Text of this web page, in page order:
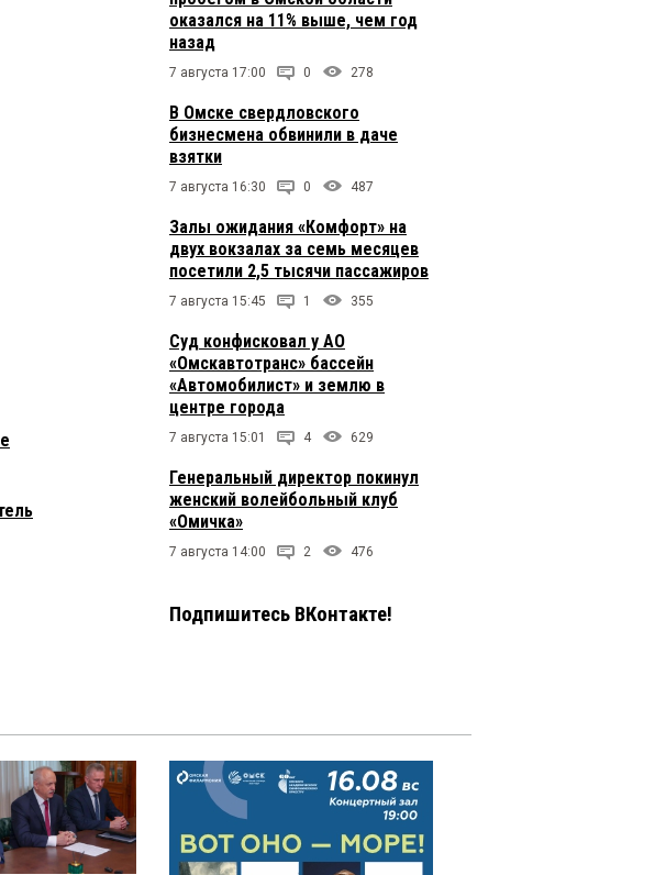
оказался на 11% выше, чем год
назад
7 августа 17:00 0 278
В Омске свердловского
бизнесмена обвинили в даче
взятки
7 августа 16:30 0 487
Залы ожидания «Комфорт» на
двух вокзалах за семь месяцев
посетили 2,5 тысячи пассажиров
7 августа 15:45 1 355
Суд конфисковал у АО
«Омскавтотранс» бассейн
«Автомобилист» и землю в
центре города
7 августа 15:01 4 629
Генеральный директор покинул
женский волейбольный клуб
«Омичка»
7 августа 14:00 2 476
Подпишитесь ВКонтакте!